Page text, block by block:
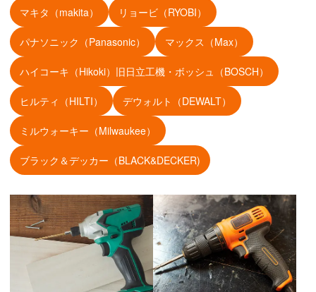
マキタ（makita） リョービ（RYOBI）
パナソニック（Panasonic） マックス（Max）
ハイコーキ（Hikoki）旧日立工機・ボッシュ（BOSCH）
ヒルティ（HILTI） デウォルト（DEWALT）
ミルウォーキー（Milwaukee）
ブラック＆デッカー（BLACK&DECKER)